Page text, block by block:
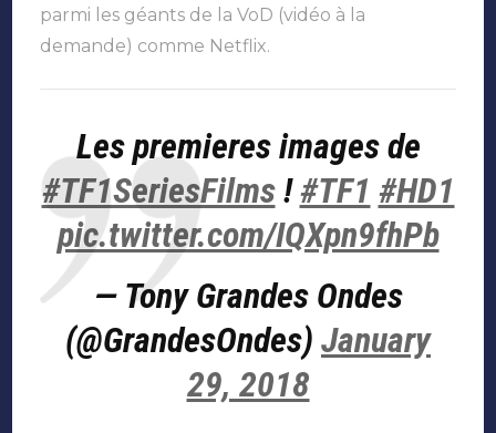
parmi les géants de la VoD (vidéo à la
demande) comme Netflix.
Les premieres images de
#TF1SeriesFilms!#TF1 #HD1
pic.twitter.com/IQXpn9fhPb
— Tony Grandes Ondes
(@GrandesOndes) January
29, 2018